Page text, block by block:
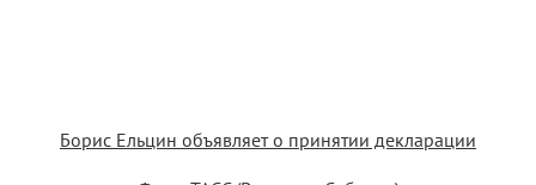
Борис Ельцин объявляет о принятии декларации